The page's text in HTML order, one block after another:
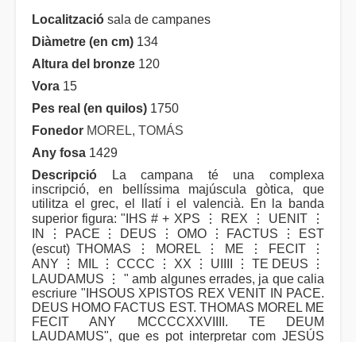
Localització sala de campanes
Diàmetre (en cm) 134
Altura del bronze 120
Vora 15
Pes real (en quilos) 1750
Fonedor MOREL, TOMÁS
Any fosa 1429
Descripció La campana té una complexa
inscripció, en bellíssima majúscula gòtica, que
utilitza el grec, el llatí i el valencià. En la banda
superior figura: "IHS # + XPS ⋮ REX ⋮ UENIT ⋮
IN ⋮ PACE ⋮ DEUS ⋮ OMO ⋮ FACTUS ⋮ EST
(escut) THOMAS ⋮ MOREL ⋮ ME ⋮ FECIT ⋮
ANY ⋮ MIL ⋮ CCCC ⋮ XX ⋮ UIIII ⋮ TE DEUS ⋮
LAUDAMUS ⋮ " amb algunes errades, ja que calia
escriure "IHSOUS XPISTOS REX VENIT IN PACE.
DEUS HOMO FACTUS EST. THOMAS MOREL ME
FECIT ANY MCCCCXXVIIII. TE DEUM
LAUDAMUS", que es pot interpretar com JESÚS